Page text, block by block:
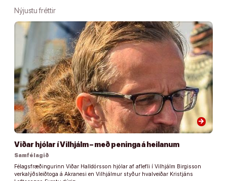
Nýjustu fréttir
arrow_forward
Viðar hjólar í Vilhjálm – með peninga á heilanum
Samfélagið
Félagsfræðingurinn Viðar Halldórsson hjólar af aflefli í Vilhjálm Birgisson
verkalýðsleiðtoga á Akranesi en Vilhjálmur styður hvalveiðar Kristjáns